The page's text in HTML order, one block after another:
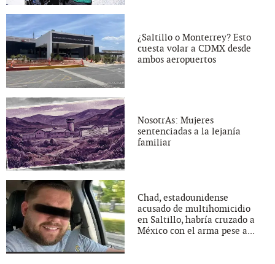
¿Saltillo o Monterrey? Esto
cuesta volar a CDMX desde
ambos aeropuertos
NosotrAs: Mujeres
sentenciadas a la lejanía
familiar
Chad, estadounidense
acusado de multihomicidio
en Saltillo, habría cruzado a
México con el arma pese a...